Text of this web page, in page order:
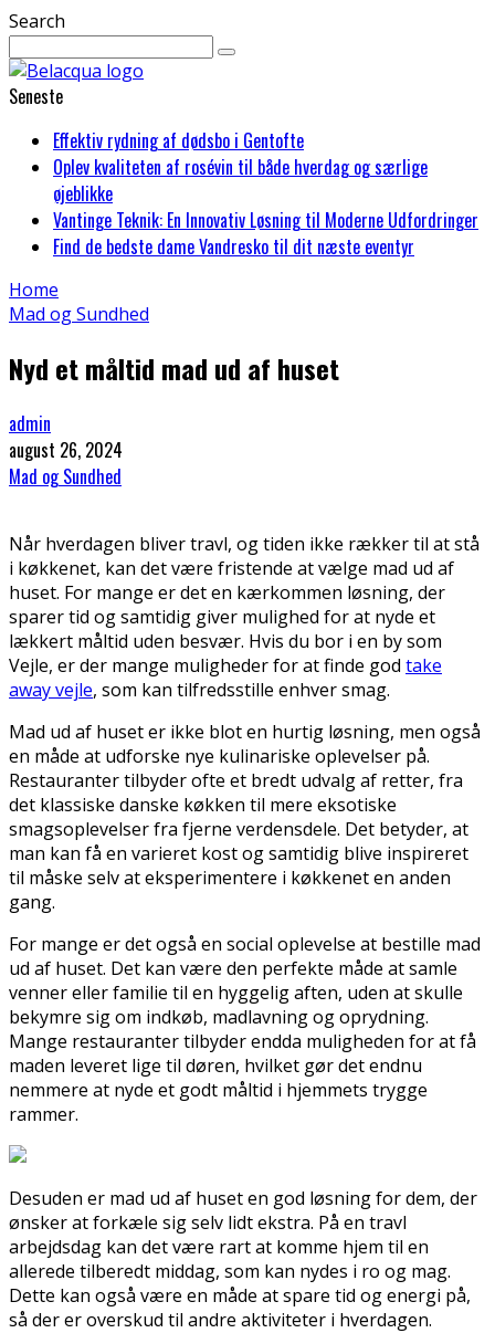
Search
Seneste
Effektiv rydning af dødsbo i Gentofte
Oplev kvaliteten af rosévin til både hverdag og særlige
øjeblikke
Vantinge Teknik: En Innovativ Løsning til Moderne Udfordringer
Find de bedste dame Vandresko til dit næste eventyr
Home
Mad og Sundhed
Nyd et måltid mad ud af huset
admin
august 26, 2024
Mad og Sundhed
Når hverdagen bliver travl, og tiden ikke rækker til at stå
i køkkenet, kan det være fristende at vælge mad ud af
huset. For mange er det en kærkommen løsning, der
sparer tid og samtidig giver mulighed for at nyde et
lækkert måltid uden besvær. Hvis du bor i en by som
Vejle, er der mange muligheder for at finde god take
away vejle, som kan tilfredsstille enhver smag.
Mad ud af huset er ikke blot en hurtig løsning, men også
en måde at udforske nye kulinariske oplevelser på.
Restauranter tilbyder ofte et bredt udvalg af retter, fra
det klassiske danske køkken til mere eksotiske
smagsoplevelser fra fjerne verdensdele. Det betyder, at
man kan få en varieret kost og samtidig blive inspireret
til måske selv at eksperimentere i køkkenet en anden
gang.
For mange er det også en social oplevelse at bestille mad
ud af huset. Det kan være den perfekte måde at samle
venner eller familie til en hyggelig aften, uden at skulle
bekymre sig om indkøb, madlavning og oprydning.
Mange restauranter tilbyder endda muligheden for at få
maden leveret lige til døren, hvilket gør det endnu
nemmere at nyde et godt måltid i hjemmets trygge
rammer.
Desuden er mad ud af huset en god løsning for dem, der
ønsker at forkæle sig selv lidt ekstra. På en travl
arbejdsdag kan det være rart at komme hjem til en
allerede tilberedt middag, som kan nydes i ro og mag.
Dette kan også være en måde at spare tid og energi på,
så der er overskud til andre aktiviteter i hverdagen.